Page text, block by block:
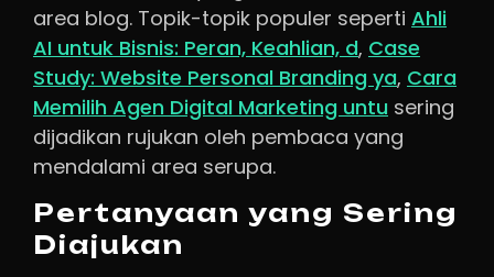
area blog. Topik-topik populer seperti Ahli
AI untuk Bisnis: Peran, Keahlian, d, Case
Study: Website Personal Branding ya, Cara
Memilih Agen Digital Marketing untu sering
dijadikan rujukan oleh pembaca yang
mendalami area serupa.
Pertanyaan yang Sering
Diajukan